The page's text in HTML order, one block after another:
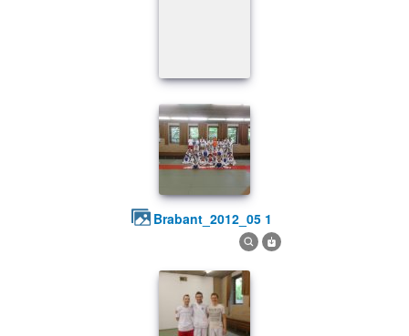
brabant_2012_05 1